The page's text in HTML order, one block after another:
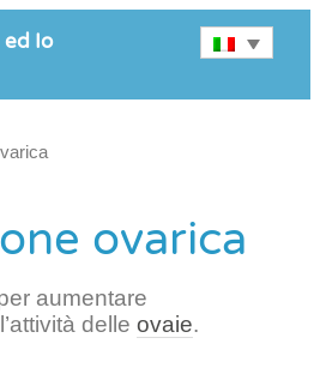
ed Io
ovarica
aumentare
delle ovaie.